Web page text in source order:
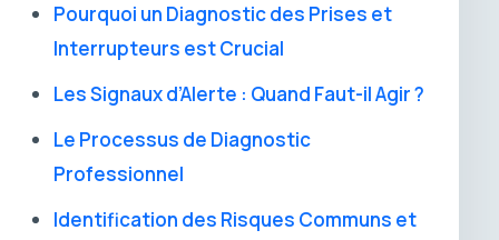
Pourquoi un Diagnostic des Prises et
Interrupteurs est Crucial
Les Signaux d’Alerte : Quand Faut-il Agir ?
Le Processus de Diagnostic
Professionnel
Identification des Risques Communs et